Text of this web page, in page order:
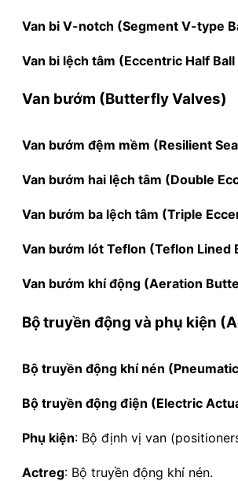
Van bi V-notch (Segment V-type
Van bi lệch tâm (Eccentric Half Ball
Van bướm (Butterfly Valves)
Van bướm đệm mềm (Resilient
Van bướm hai lệch tâm (Double
Van bướm ba lệch tâm (Triple
Van bướm lót Teflon (Teflon Lined
Van bướm khí động (Aeration
Bộ truyền động và phụ kiện
Bộ truyền động khí nén
Bộ truyền động điện (Electric
Phụ kiện: Bộ định vị van
Actreg: Bộ truyền động khí nén.